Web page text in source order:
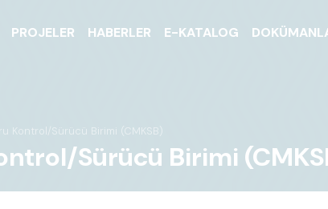
PROJELER HABERLER E-KATALOG
Kontrol/Sürücü Birimi (CMKSB)
Sürücü Birimi